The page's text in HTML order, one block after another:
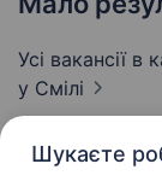
Шукаєте
Усі вакансії в
у Смілі